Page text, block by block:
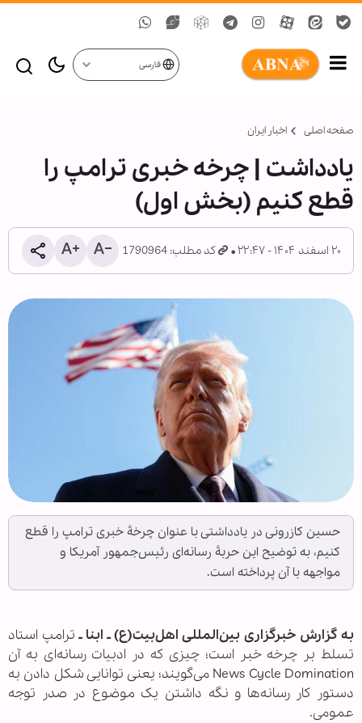
فارسی
صفحه اصلی اخبار ایران
یادداشت | چرخه خبری ترامپ را
قطع کنیم (بخش اول)
۲۰ اسفند ۱۴۰۴ - ۲۲:۴۷ کد مطلب: 1790964
حسین کازرونی در یادداشتی با عنوان چرخۀ خبری ترامپ را قطع
کنیم، به توضیح این حربۀ رسانه‌ای رئیس‌جمهور آمریکا و
مواجهه با آن پرداخته است.
به گزارش خبرگزاری بین‌المللی اهل‌بیت(ع) ـ ابنا ـترامپ استاد
تسلط بر چرخه خبر است؛ چیزی که در ادبیات رسانه‌ای به آن
News Cycle Domination می‌گویند؛ یعنی توانایی شکل دادن به
دستور کار رسانه‌ها و نگه داشتن یک موضوع در صدر توجه
عمومی.